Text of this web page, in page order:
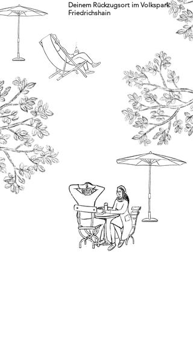
Deinem Rückzugsort im Volkspark
Friedrichshain